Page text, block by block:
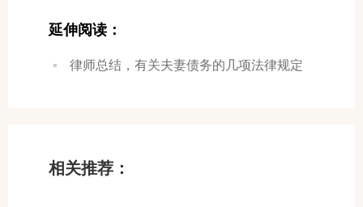
延伸阅读：
律师总结，有关夫妻债务的几项法律规定
相关推荐：